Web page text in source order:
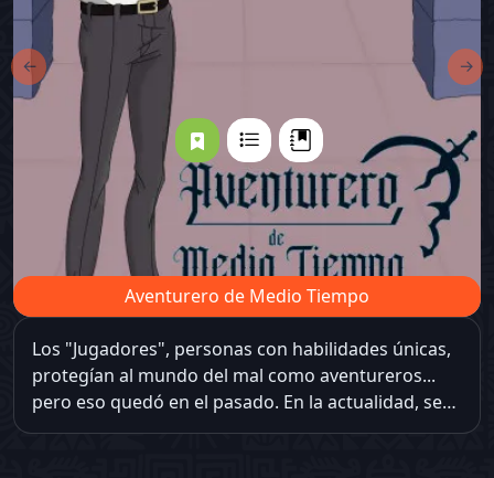
←
Aventurero de Medio Tiempo
Los "Jugadores", personas con habilidades únicas,
protegían al mundo del mal como aventureros...
pero eso quedó en el pasado. En la actualidad, ser
aventurero se ha convertido en un pasatiempo, y
→